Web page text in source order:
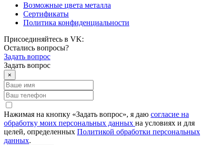
Возможные цвета металла
Сертификаты
Политика конфиденциальности
Присоединяйтесь в VK:
Остались вопросы?
Задать вопрос
Задать вопрос
×
Нажимая на кнопку «Задать вопрос», я даю согласие на
обработку моих персональных данных на условиях и для
целей, определенных Политикой обработки персональных
данных.